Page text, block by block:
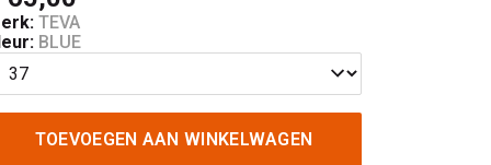
TEVA
BLUE
TOEVOEGEN AAN WINKELWAGEN